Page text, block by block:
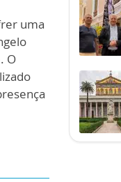
uma
O